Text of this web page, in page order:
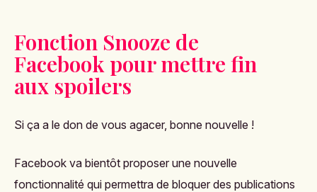
Fonction Snooze de
Facebook pour mettre fin
aux spoilers
Si ça a le don de vous agacer, bonne nouvelle !
Facebook va bientôt proposer une nouvelle
fonctionnalité qui permettra de bloquer des publications